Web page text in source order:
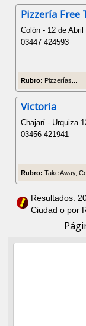
Pizzería Free
Colón - 12 de Abril
03447 424593
Rubro: Pizzerías...
Victoria
Chajarí - Urquiza
03456 421941
Rubro: Take Away,
Resultados:
Ciudad o por